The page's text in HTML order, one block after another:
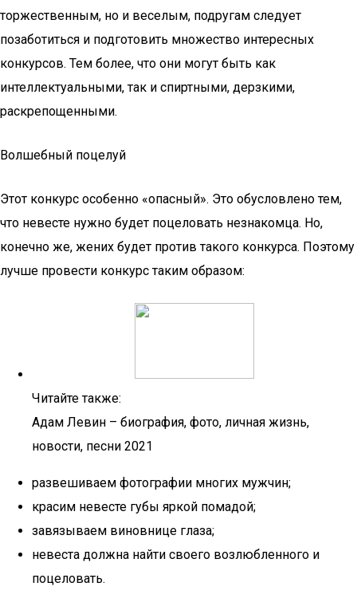
торжественным, но и веселым, подругам следует
позаботиться и подготовить множество интересных
конкурсов. Тем более, что они могут быть как
интеллектуальными, так и спиртными, дерзкими,
раскрепощенными.
Волшебный поцелуй
Этот конкурс особенно «опасный». Это обусловлено тем,
что невесте нужно будет поцеловать незнакомца. Но,
конечно же, жених будет против такого конкурса. Поэтому
лучше провести конкурс таким образом:
Читайте также:
Адам Левин – биография, фото, личная жизнь,
новости, песни 2021
развешиваем фотографии многих мужчин;
красим невесте губы яркой помадой;
завязываем виновнице глаза;
невеста должна найти своего возлюбленного и
поцеловать.